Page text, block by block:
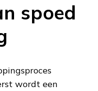
spoed
wordt een